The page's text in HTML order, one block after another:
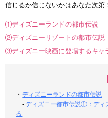
信じるか信じないかはあなた次第
⑴ディズニーランドの都市伝説
⑵ディズニーリゾートの都市伝説
⑶ディズニー映画に登場するキャ
・ディズニーランドの都市伝説
-ディズニー都市伝説①：ディ
る